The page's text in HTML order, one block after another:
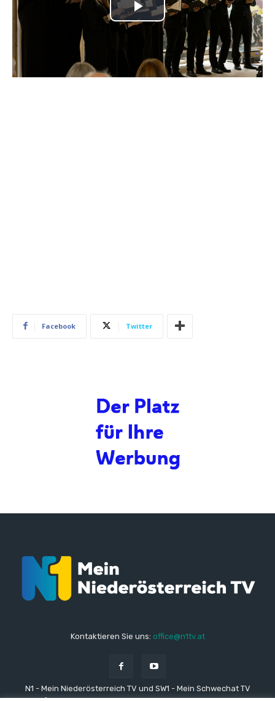
Facebook Twitter
Kontaktieren Sie uns: office@n1tv.at
N1 - Mein Niederösterreich TV und SW1 - Mein Schwechat TV